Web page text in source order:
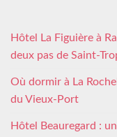
Hôtel La Figuière à
deux pas de Saint-
Où dormir à La
du Vieux-Port
Hôtel Beauregard :